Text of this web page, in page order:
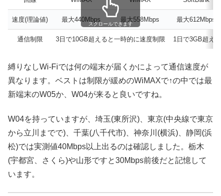
速度(理論値) 最大440Mbps 最大558Mbps 最大612Mbps
通信制限 3日で10GB超えると一時的に速度制限 1日で3GB超え
スクロールできます
縛りなしWi-Fiでは何の端末が届くかによって通信速度が
異なります。ベストは制限が緩めのWiMAXで↑の中では最
新端末のW05か、W04が来ると良いですね。
W04を持っていますが、埼玉(東所沢)、東京(中央線で東京
から立川までで)、千葉(八千代市)、神奈川(横浜)、静岡(浜
松)では実測値40Mbps以上出るのは確認しました。栃木
(宇都宮、さくら)や山形ですと30Mbps前後だと記憶して
います。